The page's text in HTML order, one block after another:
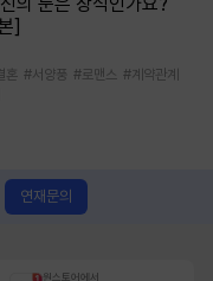
]
혼 #서양풍 #로맨스 #계약관계
연재문의
원스토어에서